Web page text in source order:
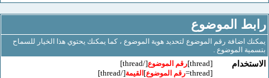
الموضوع
اضافة رقم الموضوع لتحديد هوية الموضوع ، كما يمكنك يحتوي هذا الخيار للسماح
الموضوع .
[thread] رقم الموضوع[/thread]
رقم الموضوع]القيمة[/thread]